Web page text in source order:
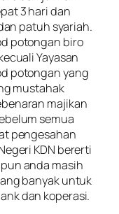
3 hari dan
patuh syariah.
potongan biro
Yayasan
potongan yang
mustahak
majikan
semua
pengesahan
KDN bererti
anda masih
banyak untuk
dan koperasi.